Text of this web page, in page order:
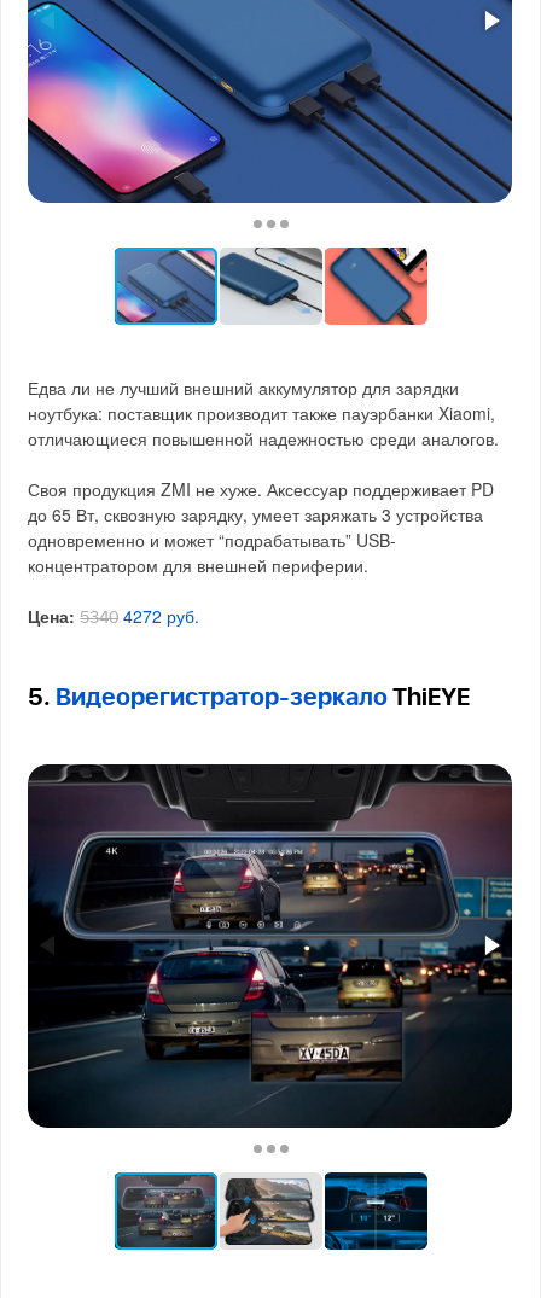
Едва ли не лучший внешний аккумулятор для зарядки
ноутбука: поставщик производит также пауэрбанки Xiaomi,
отличающиеся повышенной надежностью среди аналогов.
Своя продукция ZMI не хуже. Аксессуар поддерживает PD
до 65 Вт, сквозную зарядку, умеет заряжать 3 устройства
одновременно и может “подрабатывать” USB-
концентратором для внешней периферии.
Цена: 5340 4272 руб.
5. Видеорегистратор-зеркало ThiEYE